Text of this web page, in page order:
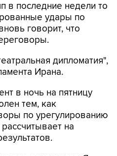
в последние недели то
удары по
говорит, что
дипломатия",
Ирана.
в ночь на пятницу
тем, как
по урегулированию
на